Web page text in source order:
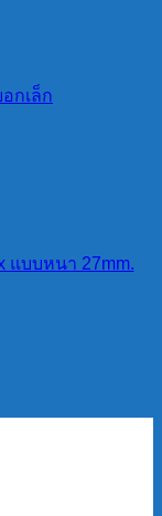
กเล็ก
แบบหนา 27mm.